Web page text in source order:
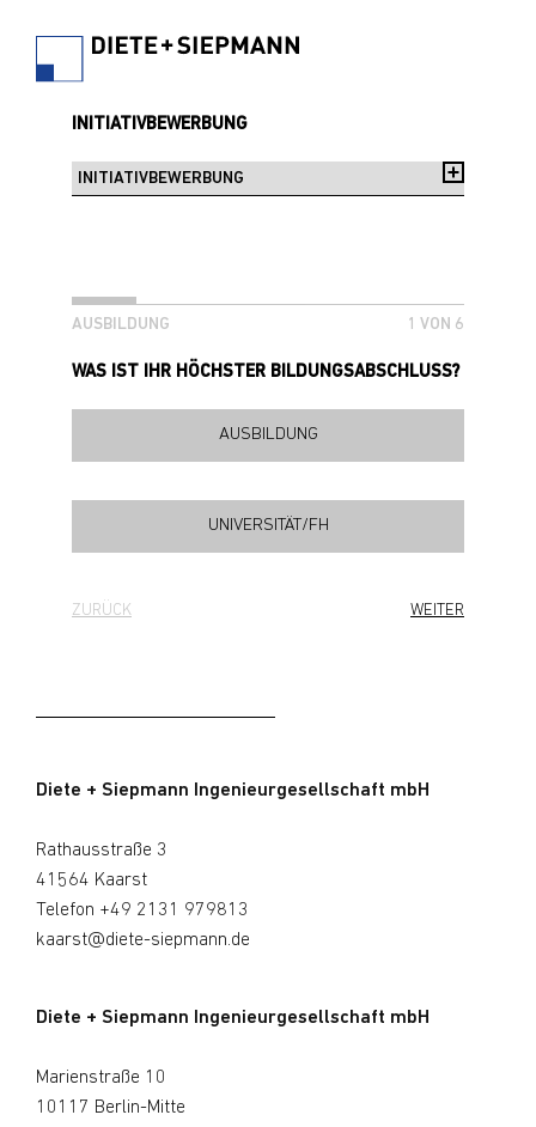
INITIATIVBEWERBUNG
AUSBILDUNG 1 VON 6
WAS IST IHR HÖCHSTER BILDUNGSABSCHLUSS?
AUSBILDUNG
UNIVERSITÄT/FH
ZURÜCK WEITER
Diete + Siepmann Ingenieurgesellschaft mbH
Rathausstraße 3
41564 Kaarst
Telefon +49 2131 979813
kaarst@diete-siepmann.de
Diete + Siepmann Ingenieurgesellschaft mbH
Marienstraße 10
10117 Berlin-Mitte